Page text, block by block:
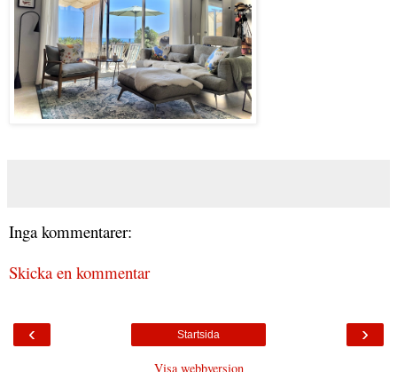
Inga kommentarer:
Skicka en kommentar
‹ ›
Startsida
Visa webbversion